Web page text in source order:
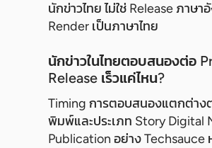
นักข่าวไทย ไม่ใช่ Release ภาษา
Render เป็นภาษาไทย
นักข่าวในไทยตอบสนองต่อ
Release เร็วแค่ไหน?
Timing การตอบสนองแตกต่าง
พิมพ์และประเภท Story Digital
Publication อย่าง Techsauce